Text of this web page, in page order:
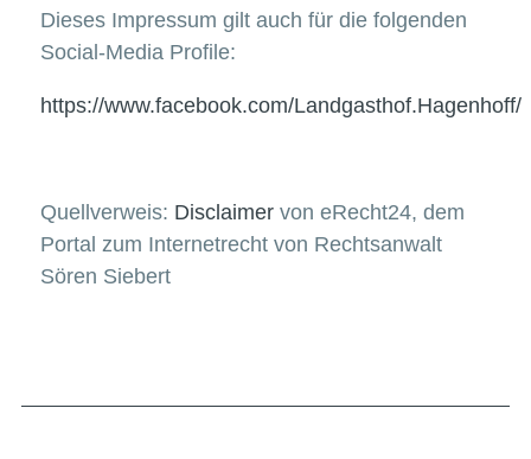
Dieses Impressum gilt auch für die folgenden
Social-Media Profile:
https://www.facebook.com/Landgasthof.Hagenhoff/
Quellverweis: Disclaimer von eRecht24, dem
Portal zum Internetrecht von Rechtsanwalt
Sören Siebert